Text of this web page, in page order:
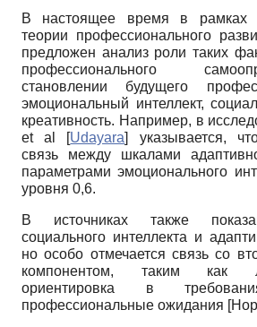
В настоящее время в рамках
теории профессионального
предложен анализ роли таких
профессионального
становлении будущего
эмоциональный интеллект,
креативность. Например, в
et
al [Udayara]
указывается,
связь между шкалами
параметрами эмоционального
уровня 0,6.
В источниках также
социального интеллекта и
но особо отмечается связь со
компонентом, таким как
ориентировка в
профессиональные ожидания [